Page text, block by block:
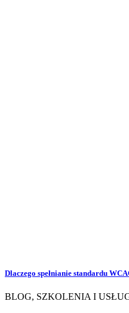
Dlaczego spełnianie standardu
BLOG, SZKOLENIA I